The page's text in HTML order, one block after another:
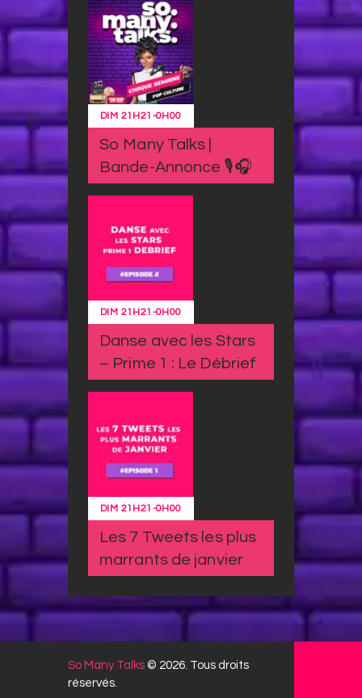
DIM 21H21 -0H00
So Many Talks |
Bande-Annonce 🎙️🎧
DIM 21H21 -0H00
Danse avec les Stars
– Prime 1 : Le Débrief
DIM 21H21 -0H00
Les 7 Tweets les plus
marrants de janvier
So Many Talks © 2026. Tous droits
réservés.